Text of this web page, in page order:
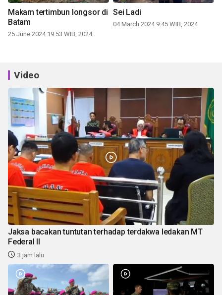
Makam tertimbun longsor di
Batam
25 June 2024 19:53 WIB, 2024
Sei Ladi
04 March 2024 9:45 WIB, 2024
Video
Jaksa bacakan tuntutan terhadap terdakwa ledakan MT
Federal II
3 jam lalu